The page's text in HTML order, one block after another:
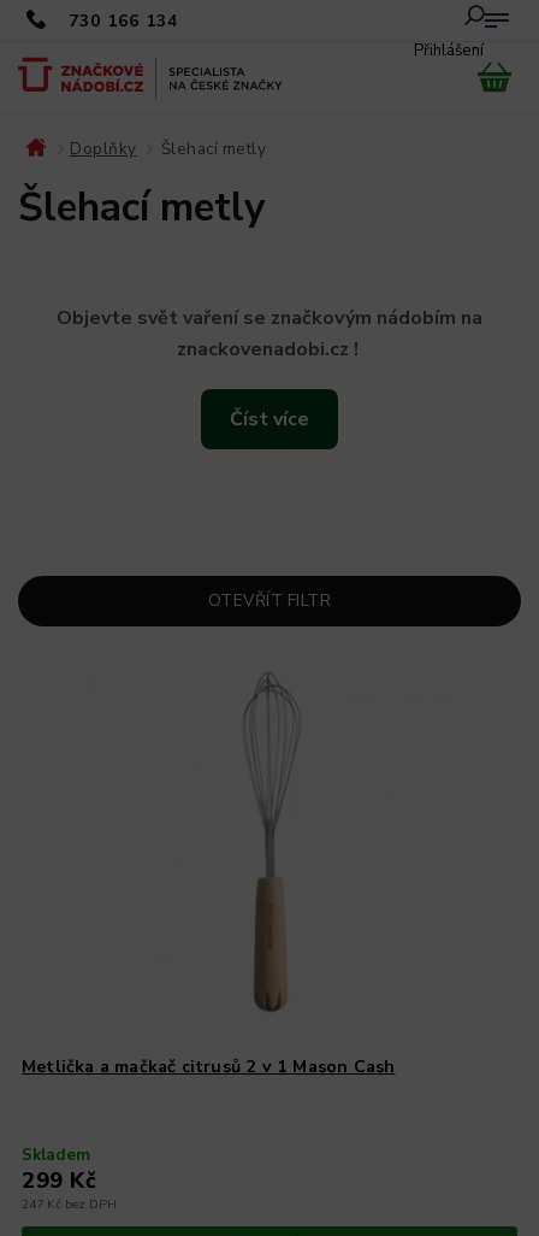
730 166 134
Přihlášení
Doplňky Šlehací metly
Šlehací metly
Objevte svět vaření se značkovým nádobím na
znackovenadobi.cz !
Číst více
OTEVŘÍT FILTR
Metlička a mačkač citrusů 2 v 1 Mason Cash
Skladem
247 Kč bez DPH
299 Kč